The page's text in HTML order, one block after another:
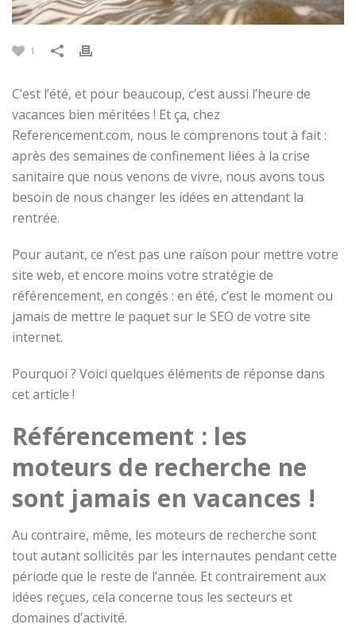
1
C’est l’été, et pour beaucoup, c’est aussi l’heure de
vacances bien méritées ! Et ça, chez
Referencement.com, nous le comprenons tout à fait :
après des semaines de confinement liées à la crise
sanitaire que nous venons de vivre, nous avons tous
besoin de nous changer les idées en attendant la
rentrée.
Pour autant, ce n’est pas une raison pour mettre votre
site web, et encore moins votre stratégie de
référencement, en congés : en été, c’est le moment ou
jamais de mettre le paquet sur le SEO de votre site
internet.
Pourquoi ? Voici quelques éléments de réponse dans
cet article !
Référencement : les
moteurs de recherche ne
sont jamais en vacances !
Au contraire, même, les moteurs de recherche sont
tout autant sollicités par les internautes pendant cette
période que le reste de l’année. Et contrairement aux
idées reçues, cela concerne tous les secteurs et
domaines d’activité.